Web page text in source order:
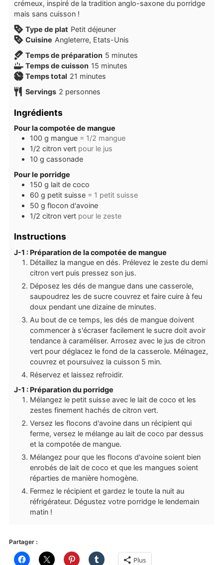
crémeux, inspiré de la tradition anglo-saxone du porridge
mais sans cuisson !
Type de plat Petit déjeuner
Cuisine Angleterre, Etats-Unis
Temps de préparation 5 minutes
minutes
Temps de cuisson 15 minutes
minutes
Temps total 21 minutes
minutes
Servings 2 personnes
Ingrédients
Pour la compotée de mangue
100 g mangue = 1/2 mangue
1/2 citron vert pour le jus
10 g cassonade
Pour le porridge
150 g lait de coco
60 g petit suisse = 1 petit suisse
50 g flocon d'avoine
1/2 citron vert pour le zeste
Instructions
J-1 : Préparation de la compotée de mangue
Détaillez la mangue en dés. Prélevez le zeste du demi
citron vert puis pressez son jus.
Déposez les dés de mangue dans une casserole,
saupoudrez les de sucre couvrez et faire cuire à feu
doux pendant une dizaine de minutes.
Au bout de ce temps, les dés de mangue doivent
commencer à s'écraser facilement le sucre doit avoir
tendance à caraméliser. Arrosez avec le jus de citron
vert pour déglacez le fond de la casserole. Mélnagez,
couvrez et poursuivez la cuisson 5 min.
Réservez et laissez refroidir.
J-1 : Préparation du porridge
Mélangez le petit suisse avec le lait de coco et les
zestes finement hachés de citron vert.
Versez les flocons d'avoine dans un récipient qui
ferme, versez le mélange au lait de coco par dessus
et la compotée de mangue.
Mélangez pour que les flocons d'avoine soient bien
enrobés de lait de coco et que les mangues soient
réparties de manière homogène.
Fermez le récipient et gardez le toute la nuit au
réfrigérateur. Dégustez votre porridge le lendemain
matin !
Partager :
Plus